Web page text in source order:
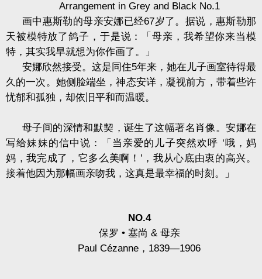
Arrangement in Grey and Black No.1
画中惠斯勒的母亲安娜已经67岁了。据说，惠斯勒那
天被模特放了鸽子，于是说：「母亲，我希望你来当模
特，其实我早就想为你作画了。」
安娜欣然接受。这是同住5年来，她在儿子画室待得最
久的一次。她侧脸端坐，神态安详，凝视前方，带着些许
忧郁和孤独，却依旧平和而温暖。
母子间的深情和默契，诞生了这幅著名肖像。安娜在
写给妹妹的信中说：「当亲爱的儿子突然欢呼 ‘哦，妈
妈，我完成了，它多么美啊！ ’ ，我从心底由衷的高兴。
接着他因为那幅画亲吻我，这真是最幸福的时刻。」
NO.4
保罗 • 塞尚 & 母亲
Paul Cézanne ， 1839—1906